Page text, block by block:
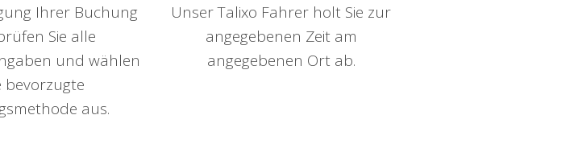
Ihrer Buchung
Sie alle
und wählen
bevorzugte
aus.
Unser Talixo Fahrer holt Sie zur
angegebenen Zeit am
angegebenen Ort ab.